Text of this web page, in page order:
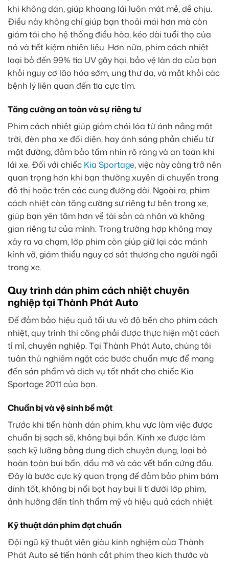
khi không dán, giúp khoang lái luôn mát mẻ, dễ chịu.
Điều này không chỉ giúp bạn thoải mái hơn mà còn
giảm tải cho hệ thống điều hòa, kéo dài tuổi thọ của
nó và tiết kiệm nhiên liệu. Hơn nữa, phim cách nhiệt
loại bỏ đến 99% tia UV gây hại, bảo vệ làn da của bạn
khỏi nguy cơ lão hóa sớm, ung thư da, và mắt khỏi các
bệnh lý liên quan đến tia cực tím.
Tăng cường an toàn và sự riêng tư
Phim cách nhiệt giúp giảm chói lóa từ ánh nắng mặt
trời, đèn pha xe đối diện, hay ánh sáng phản chiếu từ
mặt đường, đảm bảo tầm nhìn rõ ràng và an toàn khi
lái xe. Đối với chiếc Kia Sportage, việc này càng trở nên
quan trọng hơn khi bạn thường xuyên di chuyển trong
đô thị hoặc trên các cung đường dài. Ngoài ra, phim
cách nhiệt còn tăng cường sự riêng tư bên trong xe,
giúp bạn yên tâm hơn về tài sản cá nhân và không
gian riêng tư của mình. Trong trường hợp không may
xảy ra va chạm, lớp phim còn giúp giữ lại các mảnh
kính vỡ, giảm thiểu nguy cơ sát thương cho người ngồi
trong xe.
Quy trình dán phim cách nhiệt chuyên
nghiệp tại Thành Phát Auto
Để đảm bảo hiệu quả tối ưu và độ bền cho phim cách
nhiệt, quy trình thi công phải được thực hiện một cách
tỉ mỉ, chuyên nghiệp. Tại Thành Phát Auto, chúng tôi
tuân thủ nghiêm ngặt các bước chuẩn mực để mang
đến sản phẩm và dịch vụ tốt nhất cho chiếc Kia
Sportage 2011 của bạn.
Chuẩn bị và vệ sinh bề mặt
Trước khi tiến hành dán phim, khu vực làm việc được
chuẩn bị sạch sẽ, không bụi bẩn. Kính xe được làm
sạch kỹ lưỡng bằng dung dịch chuyên dụng, loại bỏ
hoàn toàn bụi bẩn, dầu mỡ và các vết bẩn cứng đầu.
Đây là bước cực kỳ quan trọng để đảm bảo phim bám
dính tốt, không bị nổi bọt hay bụi li ti dưới lớp phim,
ảnh hưởng đến tính thẩm mỹ và hiệu quả cách nhiệt.
Kỹ thuật dán phim đạt chuẩn
Đội ngũ kỹ thuật viên giàu kinh nghiệm của Thành
Phát Auto sẽ tiến hành cắt phim theo kích thước và